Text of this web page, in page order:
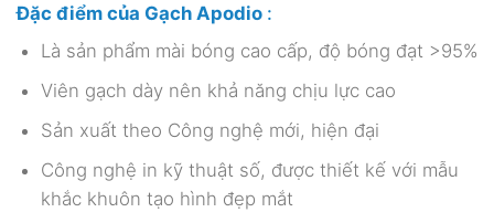
Đặc điểm của Gạch Apodio :
Là sản phẩm mài bóng cao cấp, độ bóng đạt >95%
Viên gạch dày nên khả năng chịu lực cao
Sản xuất theo Công nghệ mới, hiện đại
Công nghệ in kỹ thuật số, được thiết kế với mẫu
khắc khuôn tạo hình đẹp mắt